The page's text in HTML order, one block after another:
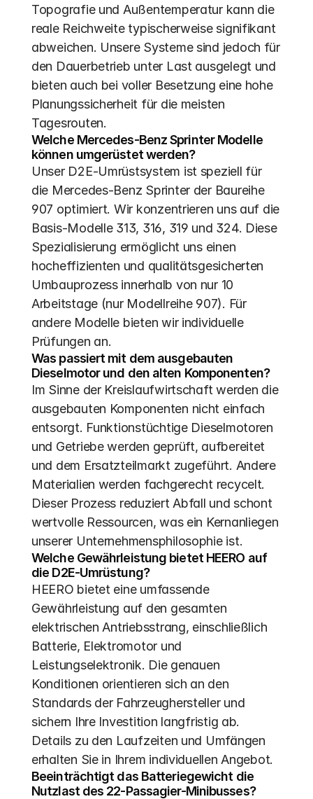
Topografie und Außentemperatur kann die
reale Reichweite typischerweise signifikant
abweichen. Unsere Systeme sind jedoch für
den Dauerbetrieb unter Last ausgelegt und
bieten auch bei voller Besetzung eine hohe
Planungssicherheit für die meisten
Tagesrouten.
Welche Mercedes-Benz Sprinter Modelle
können umgerüstet werden?
Unser D2E-Umrüstsystem ist speziell für
die Mercedes-Benz Sprinter der Baureihe
907 optimiert. Wir konzentrieren uns auf die
Basis-Modelle 313, 316, 319 und 324. Diese
Spezialisierung ermöglicht uns einen
hocheffizienten und qualitätsgesicherten
Umbauprozess innerhalb von nur 10
Arbeitstage (nur Modellreihe 907). Für
andere Modelle bieten wir individuelle
Prüfungen an.
Was passiert mit dem ausgebauten
Dieselmotor und den alten Komponenten?
Im Sinne der Kreislaufwirtschaft werden die
ausgebauten Komponenten nicht einfach
entsorgt. Funktionstüchtige Dieselmotoren
und Getriebe werden geprüft, aufbereitet
und dem Ersatzteilmarkt zugeführt. Andere
Materialien werden fachgerecht recycelt.
Dieser Prozess reduziert Abfall und schont
wertvolle Ressourcen, was ein Kernanliegen
unserer Unternehmensphilosophie ist.
Welche Gewährleistung bietet HEERO auf
die D2E-Umrüstung?
HEERO bietet eine umfassende
Gewährleistung auf den gesamten
elektrischen Antriebsstrang, einschließlich
Batterie, Elektromotor und
Leistungselektronik. Die genauen
Konditionen orientieren sich an den
Standards der Fahrzeughersteller und
sichern Ihre Investition langfristig ab.
Details zu den Laufzeiten und Umfängen
erhalten Sie in Ihrem individuellen Angebot.
Beeinträchtigt das Batteriegewicht die
Nutzlast des 22-Passagier-Minibusses?